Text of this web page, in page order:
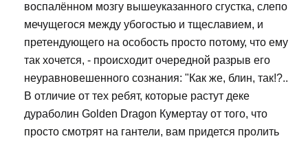
воспалённом мозгу вышеуказанного сгустка, слепо
мечущегося между убогостью и тщеславием, и
претендующего на особость просто потому, что ему
так хочется, - происходит очередной разрыв его
неуравновешенного сознания: "Как же, блин, так!?..
В отличие от тех ребят, которые растут деке
дураболин Golden Dragon Кумертау от того, что
просто смотрят на гантели, вам придется пролить